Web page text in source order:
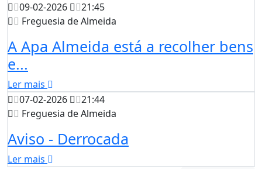
09-02-2026
21:45
Freguesia de Almeida
A Apa Almeida está a recolher bens
e...
Ler mais
07-02-2026
21:44
Freguesia de Almeida
Aviso - Derrocada
Ler mais